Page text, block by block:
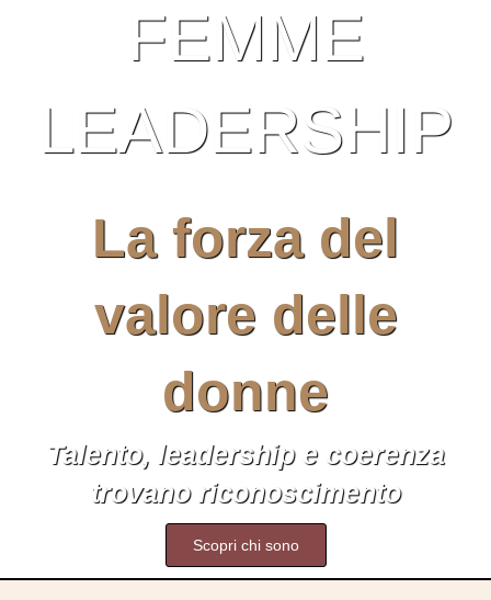
FEMME
LEADERSHIP
La forza del
valore delle
donne
Talento, leadership e coerenza
trovano riconoscimento
Scopri chi sono